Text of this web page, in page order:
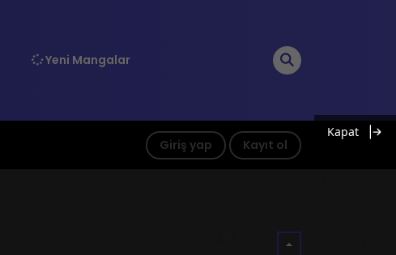
Yeni Mangalar
Giriş yap Kayıt ol
Kapat